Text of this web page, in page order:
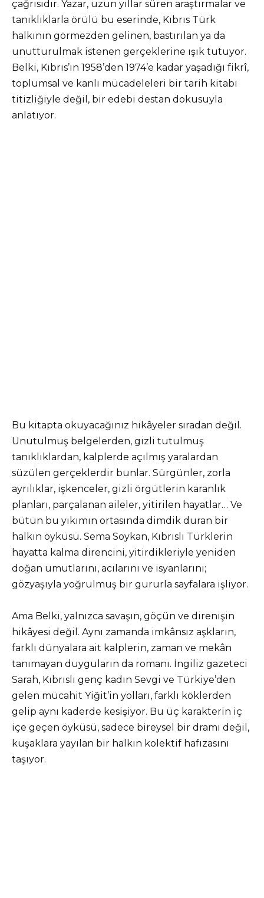
çağrısıdır. Yazar, uzun yıllar süren araştırmalar ve
tanıklıklarla örülü bu eserinde, Kıbrıs Türk
halkının görmezden gelinen, bastırılan ya da
unutturulmak istenen gerçeklerine ışık tutuyor.
Belki, Kıbrıs’ın 1958’den 1974’e kadar yaşadığı fikrî,
toplumsal ve kanlı mücadeleleri bir tarih kitabı
titizliğiyle değil, bir edebi destan dokusuyla
anlatıyor.
Bu kitapta okuyacağınız hikâyeler sıradan değil.
Unutulmuş belgelerden, gizli tutulmuş
tanıklıklardan, kalplerde açılmış yaralardan
süzülen gerçeklerdir bunlar. Sürgünler, zorla
ayrılıklar, işkenceler, gizli örgütlerin karanlık
planları, parçalanan aileler, yitirilen hayatlar… Ve
bütün bu yıkımın ortasında dimdik duran bir
halkın öyküsü. Sema Soykan, Kıbrıslı Türklerin
hayatta kalma direncini, yitirdikleriyle yeniden
doğan umutlarını, acılarını ve isyanlarını;
gözyaşıyla yoğrulmuş bir gururla sayfalara işliyor.
Ama Belki, yalnızca savaşın, göçün ve direnişin
hikâyesi değil. Aynı zamanda imkânsız aşkların,
farklı dünyalara ait kalplerin, zaman ve mekân
tanımayan duyguların da romanı. İngiliz gazeteci
Sarah, Kıbrıslı genç kadın Sevgi ve Türkiye’den
gelen mücahit Yiğit’in yolları, farklı köklerden
gelip aynı kaderde kesişiyor. Bu üç karakterin iç
içe geçen öyküsü, sadece bireysel bir dramı değil,
kuşaklara yayılan bir halkın kolektif hafızasını
taşıyor.